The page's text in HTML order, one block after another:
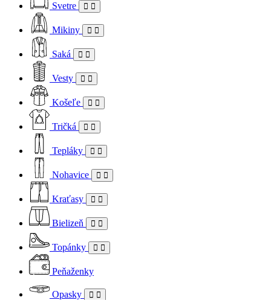
Svetre
Mikiny
Saká
Vesty
Košeľe
Tričká
Tepláky
Nohavice
Kraťasy
Bielizeň
Topánky
Peňaženky
Opasky